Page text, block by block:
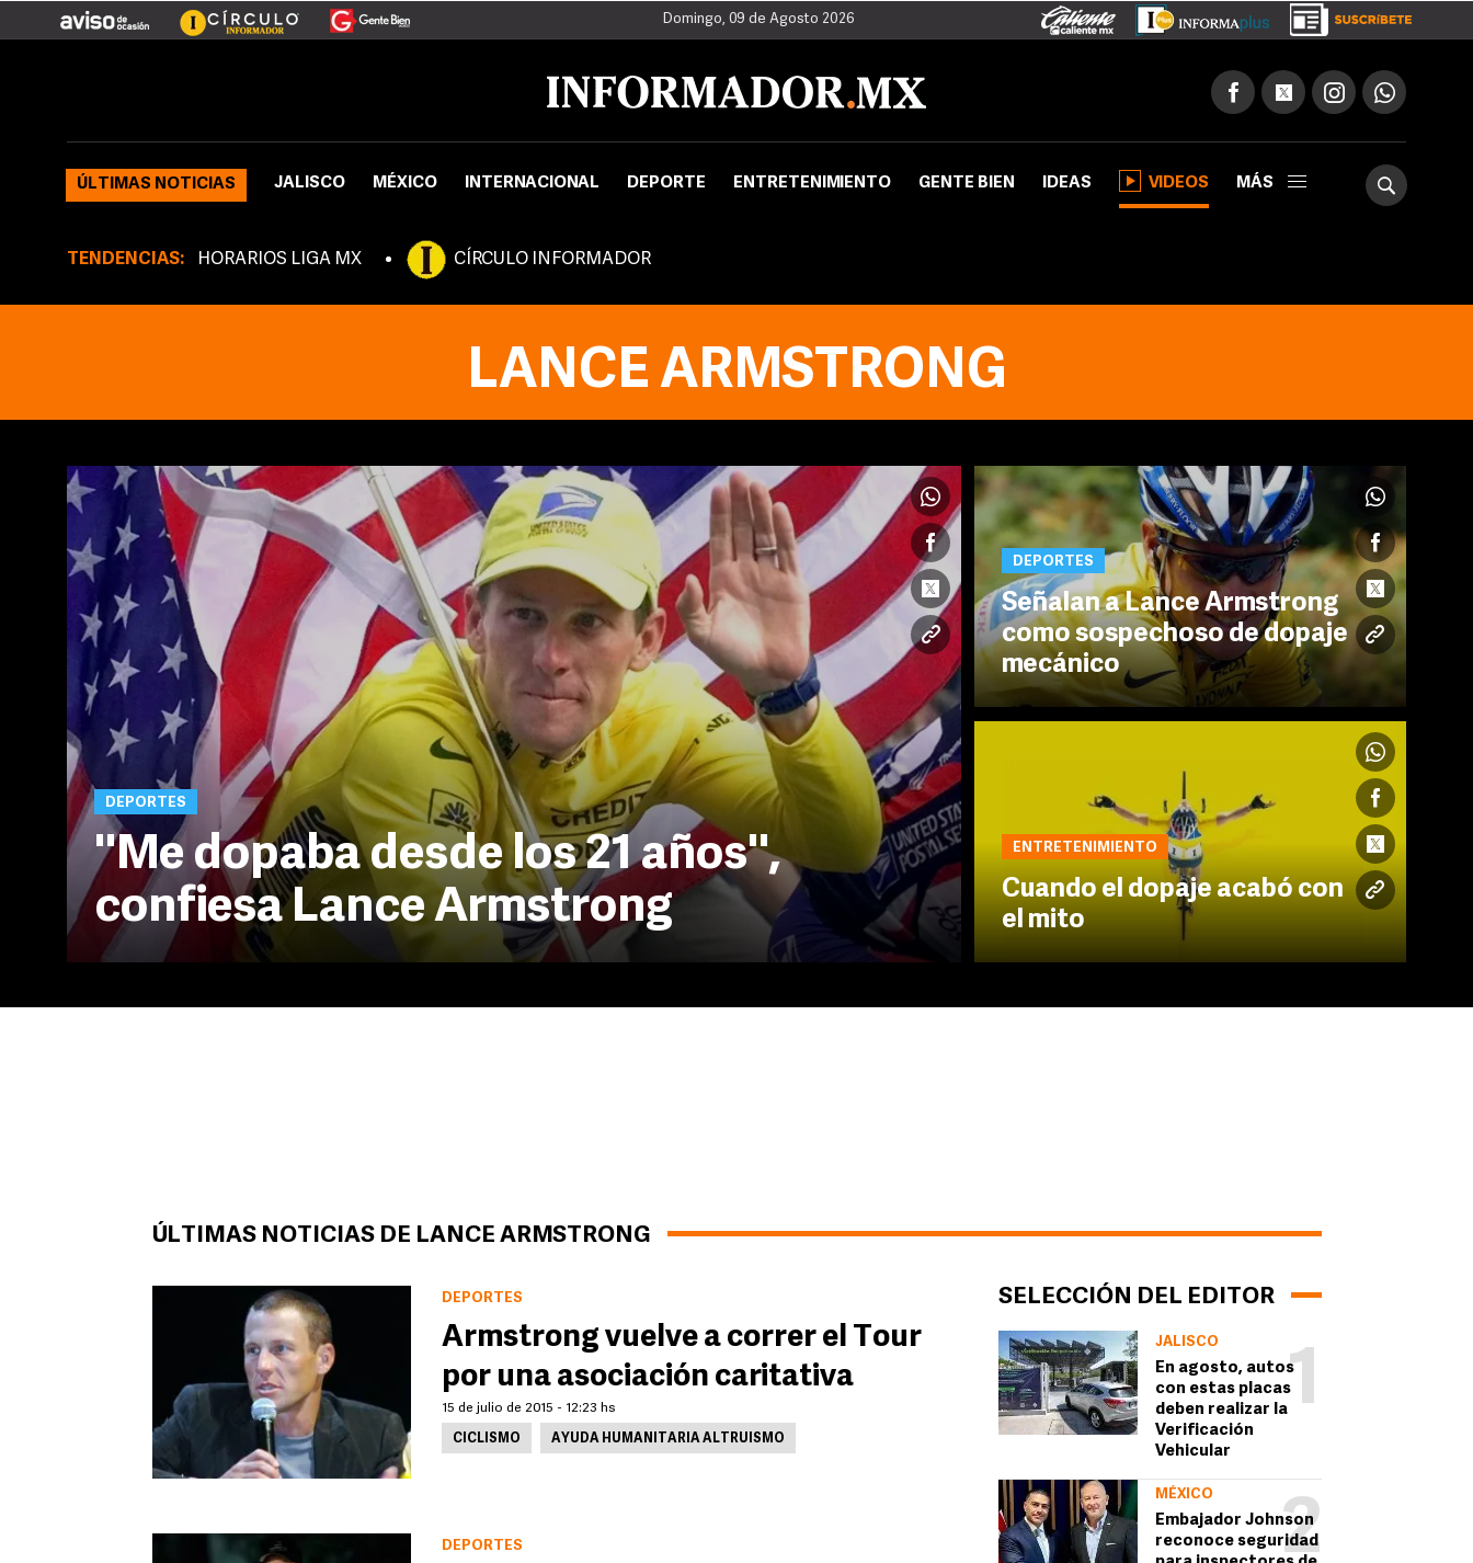
Domingo, 09 de Agosto 2026
ÚLTIMAS NOTICIAS JALISCO MÉXICO INTERNACIONAL DEPORTE ENTRETENIMIENTO GENTE BIEN IDEAS VIDEOS MÁS
TENDENCIAS: HORARIOS LIGA MX CÍRCULO INFORMADOR
LANCE ARMSTRONG
DEPORTES
''Me dopaba desde los 21 años'',
confiesa Lance Armstrong
DEPORTES
Señalan a Lance Armstrong
como sospechoso de dopaje
mecánico
ENTRETENIMIENTO
Cuando el dopaje acabó con
el mito
ÚLTIMAS NOTICIAS DE LANCE ARMSTRONG
SELECCIÓN DEL EDITOR
1
JALISCO
En agosto, autos
con estas placas
deben realizar la
Verificación
Vehicular
2
MÉXICO
Embajador Johnson
reconoce seguridad
DEPORTES
Armstrong vuelve a correr el Tour
por una asociación caritativa
15 de julio de 2015 - 12:23 hs
CICLISMO AYUDA HUMANITARIA ALTRUISMO
DEPORTES